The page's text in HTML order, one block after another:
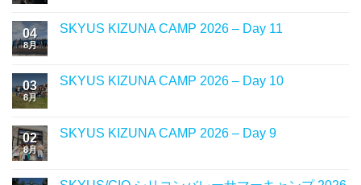
04
8月
SKYUS KIZUNA CAMP 2026 – Day 11
03
8月
SKYUS KIZUNA CAMP 2026 – Day 10
02
8月
SKYUS KIZUNA CAMP 2026 – Day 9